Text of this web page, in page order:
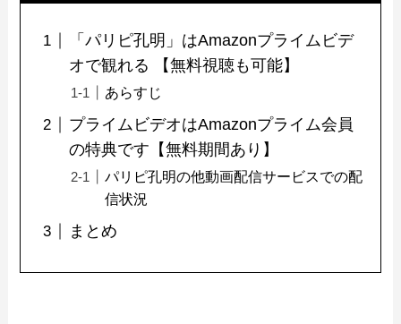
「パリピ孔明」はAmazonプライムビデ
オで観れる 【無料視聴も可能】
あらすじ
プライムビデオはAmazonプライム会員
の特典です【無料期間あり】
パリピ孔明の他動画配信サービスでの配
信状況
まとめ